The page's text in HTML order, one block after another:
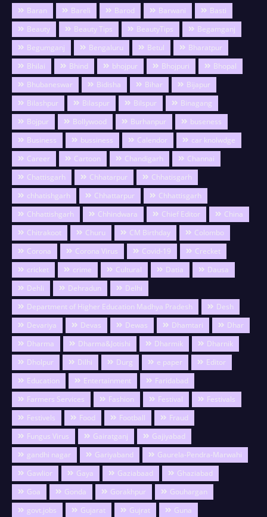
Baran Bareli Barod Barwani
Basti
Beauty
Beauty Tips BeautyTips
Begamganj
Begumganj
Bengaluru Betul
Bharatpur
Bhilai
Bhind bhojpur Bhojpuri
Bhopal
Bhubaneswar
Bidisha Bihar
Bijapur
Bilashpur
Bilaspur Bilspur
Binagang
Bojpur
Bollywood Burhanpur
buseness
Business
bussiness Calendor
car knolwdge
Career
Cartoon Chandigarh
Channai
Chattisgarh
Chhatarpur
Chhatisgarh
chhatishgarh
Chhattarpur
Chhattisgarh
Chhattishgarh
Chhindwara Chief Editor
China
Chitrakoot
Churu CM Birthday
Colombo
Corona
Corona Virus Covid-19
Crecket
cricket
crime Cultural Datia
Dausa
Dehli
Dehradun
Delhi
Department of Higher Education Madhya Pradesh
Desh
Devariya
Devas Dewas Dhamtari
Dhar
Dharma
Dharma&Jotishi Dharmik
Dharnik
Dholpur
Dilhi Durg e paper
Editor
Education
Entertainment
Faridabad
Farmers Services
Fashion Festival
Festivals
Festivels
Food Football
Fraud
Fungus Virus
Gairatganj
Gajiyabad
gandhi nagar
Gariyaband
Gaurela-Pendra-Marwahi
Gawlior
Gaya Gaziabaad
Ghaziabad
Goa
Gonda Gorakhpur
Gouhargan
govt.jobs
Gujarat Gujrat
Guna